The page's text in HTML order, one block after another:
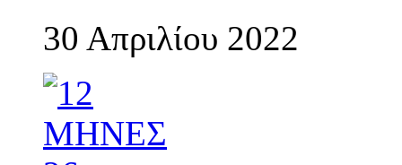
30 Απριλίου 2022